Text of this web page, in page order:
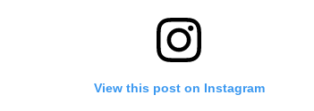
View this post on Instagram